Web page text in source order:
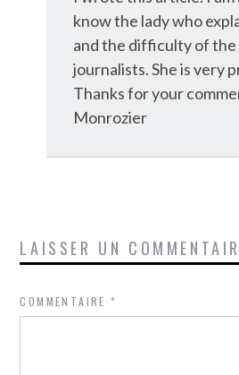
know the lady who
and the difficulty of
journalists. She is very
Thanks for your
Monrozier
LAISSER UN
COMMENTAIRE*